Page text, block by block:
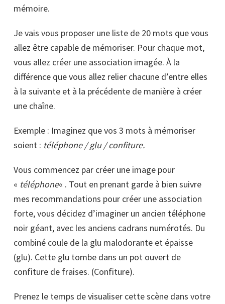
mémoire.
Je vais vous proposer une liste de 20 mots que vous
allez être capable de mémoriser. Pour chaque mot,
vous allez créer une association imagée. À la
différence que vous allez relier chacune d’entre elles
à la suivante et à la précédente de manière à créer
une chaîne.
Exemple : Imaginez que vos 3 mots à mémoriser
soient : téléphone / glu / confiture.
Vous commencez par créer une image pour
« téléphone« . Tout en prenant garde à bien suivre
mes recommandations pour créer une association
forte, vous décidez d’imaginer un ancien téléphone
noir géant, avec les anciens cadrans numérotés. Du
combiné coule de la glu malodorante et épaisse
(glu). Cette glu tombe dans un pot ouvert de
confiture de fraises. (Confiture).
Prenez le temps de visualiser cette scène dans votre